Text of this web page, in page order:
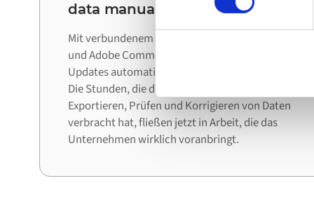
the use of cookies
website, however. We also
data manually
Mit verbundenem Microsoft Dynamics 365 F&O
und Adobe Commerce Cloud bewegen sich
Updates automatisch zwischen den Systemen.
Die Stunden, die dein Team mit dem
Exportieren, Prüfen und Korrigieren von Daten
verbracht hat, fließen jetzt in Arbeit, die das
Unternehmen wirklich voranbringt.